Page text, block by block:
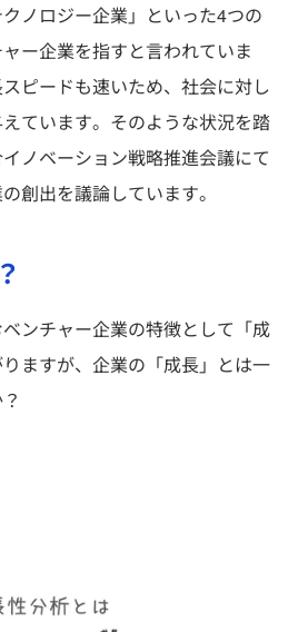
ノロジー企業」といった4つの
ー企業を指すと言われていま
ピードも速いため、社会に対し
ています。そのような状況を踏
ノベーション戦略推進会議にて
創出を議論しています。
ンチャー企業の特徴として「成
ますが、企業の「成長」とは一